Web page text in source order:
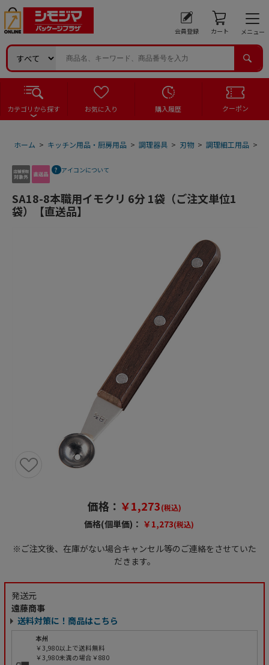
会員登録 カート メニュー
カテゴリから探す お気に入り 購入履歴 クーポン
ホーム > キッチン用品・厨房用品 > 調理器具 > 刃物 > 調理細工用品 >
アイコンについて
SA18-8本職用イモクリ 6分 1袋（ご注文単位1
袋）【直送品】
価格： ￥1,273(税込)
価格(個単価)： ￥1,273(税込)
※ご注文後、在庫がない場合キャンセル等のご連絡をさせていた
だきます。
発送元
遠藤商事
送料対策に！商品はこちら
本州
￥3,980以上で送料無料
￥3,980未満の場合￥880